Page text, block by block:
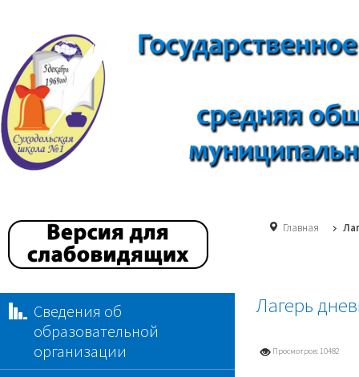
Главная
Лагерь
Просмотров: 10482
Сведения об
образовательной
организации